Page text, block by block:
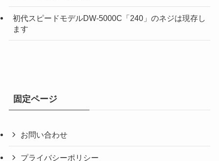
初代スピードモデルDW-5000C「240」のネジは現存し
ます
固定ページ
お問い合わせ
プライバシーポリシー